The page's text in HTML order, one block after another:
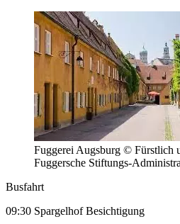
Fuggerei Augsburg © Fürstlich
Fuggersche Stiftungs-
Busfahrt
09:30 Spargelhof Besichtigung